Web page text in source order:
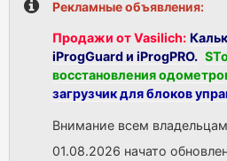
Рекламные объявления:
Продажи от Vasilich:
iProgGuard и iProgPRO.
восстановления
загрузчик для блоков
Внимание всем
01.08.2026 начато